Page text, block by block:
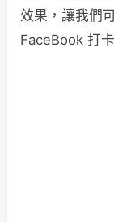
效果，讓我們
FaceBook 打